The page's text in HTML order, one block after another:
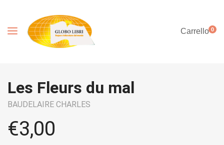
Carrello0
Les Fleurs du mal
BAUDELAIRE CHARLES
€3,00